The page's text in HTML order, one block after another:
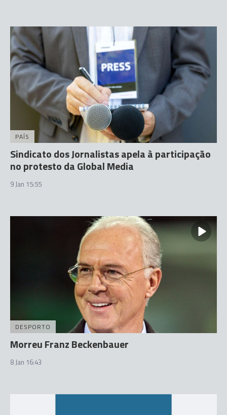
PAÍS
Sindicato dos Jornalistas apela à participação
no protesto da Global Media
9 Jan 15:55
DESPORTO
Morreu Franz Beckenbauer
8 Jan 16:43